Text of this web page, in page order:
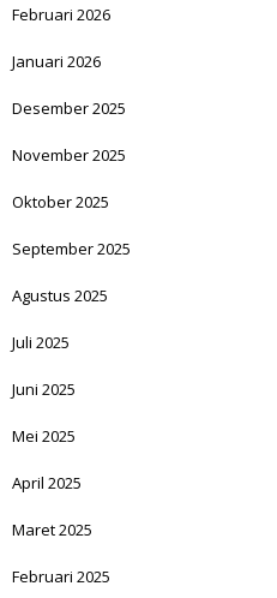
Februari 2026
Januari 2026
Desember 2025
November 2025
Oktober 2025
September 2025
Agustus 2025
Juli 2025
Juni 2025
Mei 2025
April 2025
Maret 2025
Februari 2025